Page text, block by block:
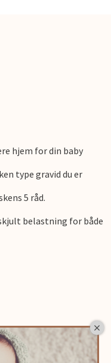
hjem for din baby
type gravid du er
5 råd.
belastning for både